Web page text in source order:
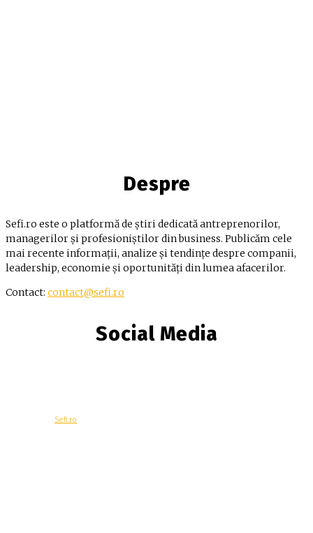
Despre
Sefi.ro este o platformă de știri dedicată antreprenorilor,
managerilor și profesioniștilor din business. Publicăm cele
mai recente informații, analize și tendințe despre companii,
leadership, economie și oportunități din lumea afacerilor.
Contact: contact@sefi.ro
Social Media
Sefi.ro